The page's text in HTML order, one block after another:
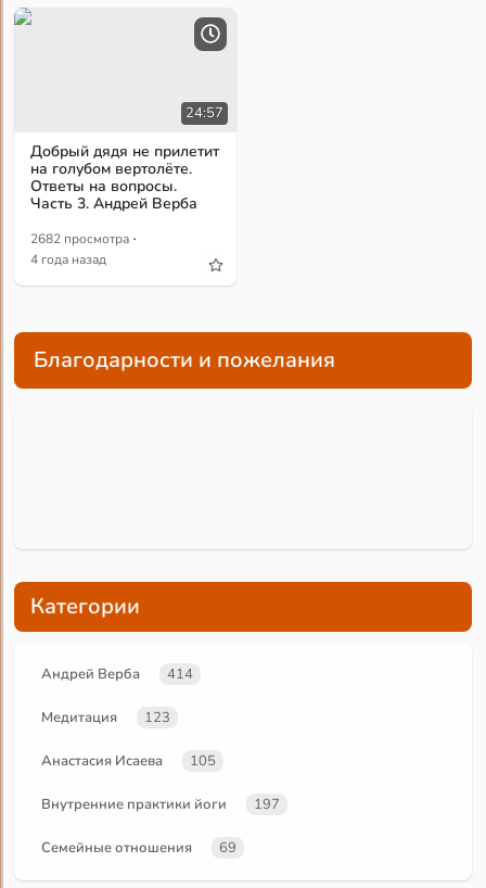
24:57
Добрый дядя не прилетит
на голубом вертолёте.
Ответы на вопросы.
Часть 3. Андрей Верба
2682 просмотра ·
4 года назад
Благодарности и пожелания
Категории
Андрей Верба 414
Медитация 123
Анастасия Исаева 105
Внутренние практики йоги 197
Семейные отношения 69